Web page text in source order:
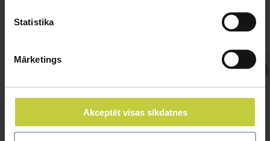
Statistika
Mārketings
Akceptēt visas sīkdatnes
Atbild Veterinārārsts,